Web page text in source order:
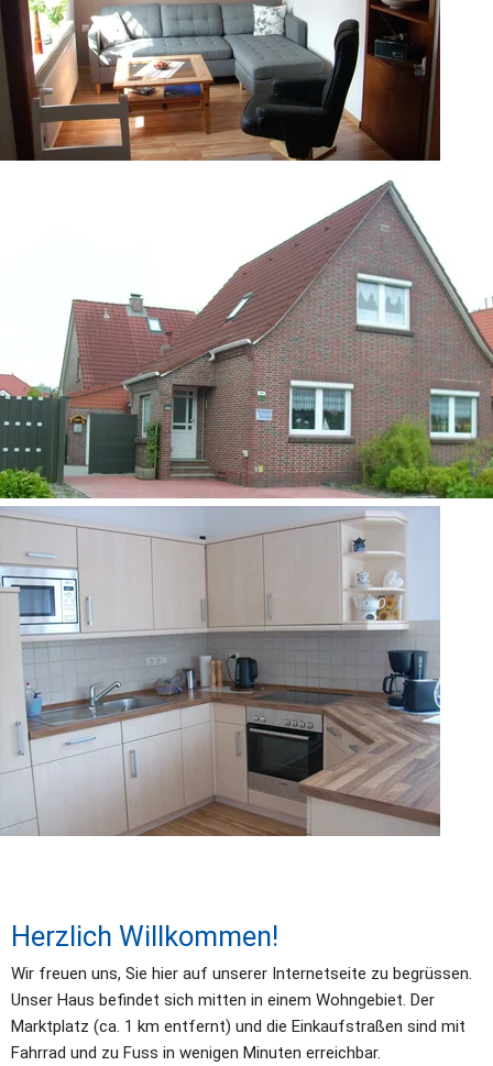
Herzlich Willkommen!
Wir freuen uns, Sie hier auf unserer Internetseite zu begrüssen.
Unser Haus befindet sich mitten in einem Wohngebiet. Der
Marktplatz (ca. 1 km entfernt) und die Einkaufstraßen sind mit
Fahrrad und zu Fuss in wenigen Minuten erreichbar.